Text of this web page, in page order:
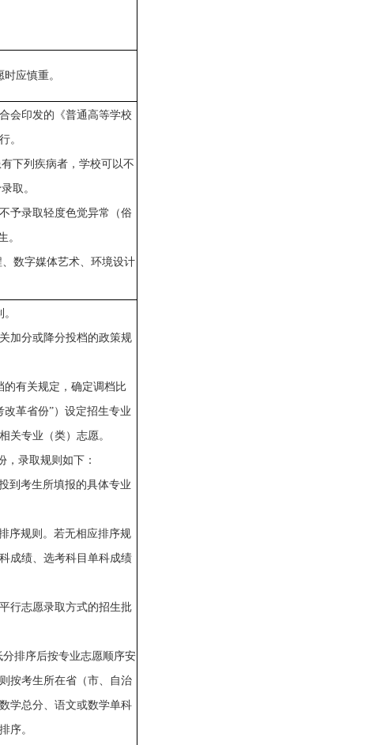
时应慎重。
会印发的《普通高等学校
。
下列疾病者，学校可以不
取。
不予录取轻度色觉异常（俗
。
数字媒体艺术、环境设计
加分或降分投档的政策规
有关规定，确定调档比
改革省份”）设定招生专业
关专业（类）志愿。
，录取规则如下：
到考生所填报的具体专业
序规则。若无相应排序规
成绩、选考科目单科成绩
行志愿录取方式的招生批
排序后按专业志愿顺序安
按考生所在省（市、自治
学总分、语文或数学单科
序。